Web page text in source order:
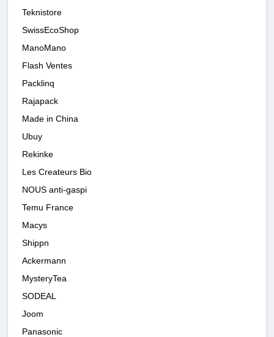
Teknistore
SwissEcoShop
ManoMano
Flash Ventes
Packlinq
Rajapack
Made in China
Ubuy
Rekinke
Les Createurs Bio
NOUS anti-gaspi
Temu France
Macys
Shippn
Ackermann
MysteryTea
SODEAL
Joom
Panasonic